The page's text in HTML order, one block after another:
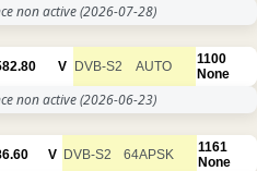
non active(2026-07-28)
V DVB-S2 AUTO
1100
None
non active(2026-06-23)
V DVB-S2 64APSK
1161
None